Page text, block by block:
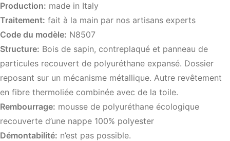
Production: made in Italy
Traitement: fait à la main par nos artisans experts
Code du modèle: N8507
Structure: Bois de sapin, contreplaqué et panneau de
particules recouvert de polyuréthane expansé. Dossier
reposant sur un mécanisme métallique. Autre revêtement
en fibre thermoliée combinée avec de la toile.
Rembourrage: mousse de polyuréthane écologique
recouverte d’une nappe 100% polyester
Démontabilité: n’est pas possible.